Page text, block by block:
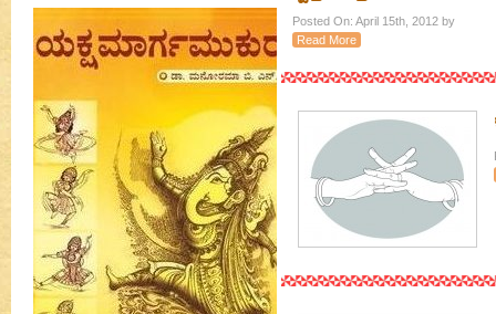
Posted On: April 15th, 2012 by
Read More